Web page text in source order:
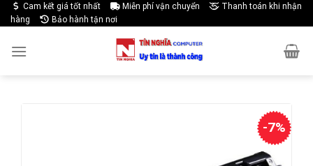
Skip
to
Cam kết giá tốt nhất Miễn phí vận chuyển
Thanh toán khi nhận
hàng
Bảo hành tận nơi
-7%